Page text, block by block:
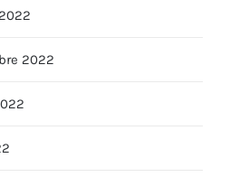
2022